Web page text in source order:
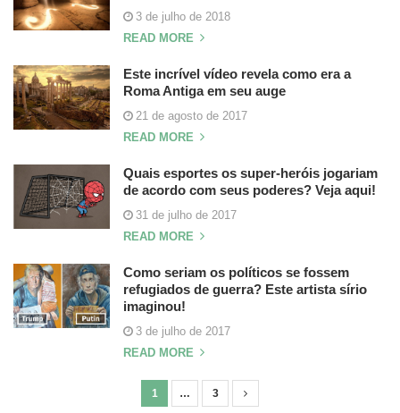
3 de julho de 2018
READ MORE
Este incrível vídeo revela como era a
Roma Antiga em seu auge
21 de agosto de 2017
READ MORE
Quais esportes os super-heróis jogariam
de acordo com seus poderes? Veja aqui!
31 de julho de 2017
READ MORE
Como seriam os políticos se fossem
refugiados de guerra? Este artista sírio
imaginou!
3 de julho de 2017
READ MORE
1 … 3